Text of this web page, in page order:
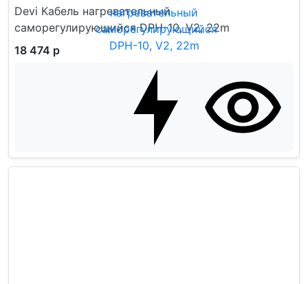
Devi Кабель нагревательный
саморегулирующийся DPH-10, V2, 22m
18 474 р